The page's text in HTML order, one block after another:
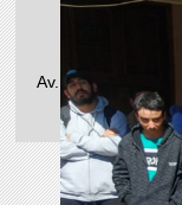
E-mail
Av. Las Heras 727